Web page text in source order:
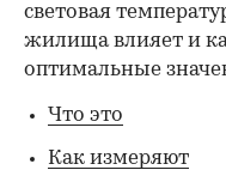
световая
жилища влияет и
оптимальные
Что это
Как измеряют